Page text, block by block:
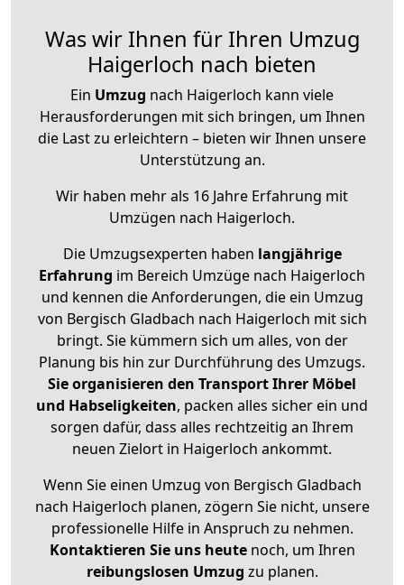
Was wir Ihnen für Ihren Umzug
Haigerloch nach bieten
Ein Umzug nach Haigerloch kann viele
Herausforderungen mit sich bringen, um Ihnen
die Last zu erleichtern – bieten wir Ihnen unsere
Unterstützung an.
Wir haben mehr als 16 Jahre Erfahrung mit
Umzügen nach Haigerloch.
Die Umzugsexperten haben langjährige
Erfahrung im Bereich Umzüge nach Haigerloch
und kennen die Anforderungen, die ein Umzug
von Bergisch Gladbach nach Haigerloch mit sich
bringt. Sie kümmern sich um alles, von der
Planung bis hin zur Durchführung des Umzugs.
Sie organisieren den Transport Ihrer Möbel
und Habseligkeiten, packen alles sicher ein und
sorgen dafür, dass alles rechtzeitig an Ihrem
neuen Zielort in Haigerloch ankommt.
Wenn Sie einen Umzug von Bergisch Gladbach
nach Haigerloch planen, zögern Sie nicht, unsere
professionelle Hilfe in Anspruch zu nehmen.
Kontaktieren Sie uns heutenoch, um Ihren
reibungslosen Umzug zu planen.